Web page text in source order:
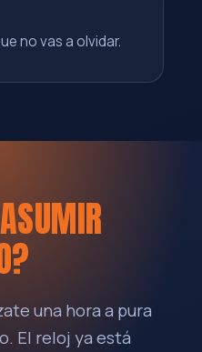
no vas a olvidar.
una hora a pura
El reloj ya está